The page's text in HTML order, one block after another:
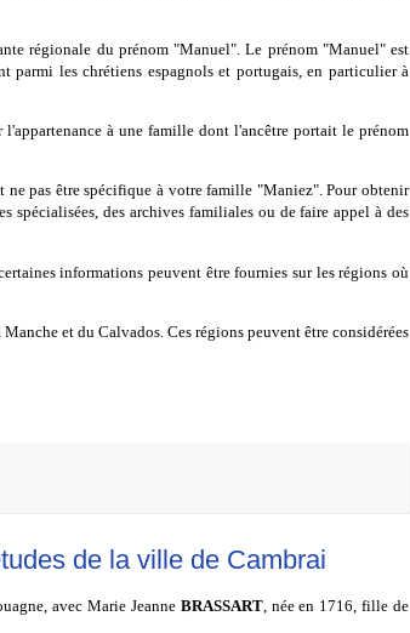
régionale du prénom "Manuel". Le prénom "Manuel" est
les chrétiens espagnols et portugais, en particulier à
à une famille dont l'ancêtre portait le prénom
ne pas être spécifique à votre famille "Maniez". Pour obtenir
des archives familiales ou de faire appel à des
informations peuvent être fournies sur les régions où
et du Calvados. Ces régions peuvent être considérées
de la ville de Cambrai
, avec Marie Jeanne BRASSART, née en 1716, fille de